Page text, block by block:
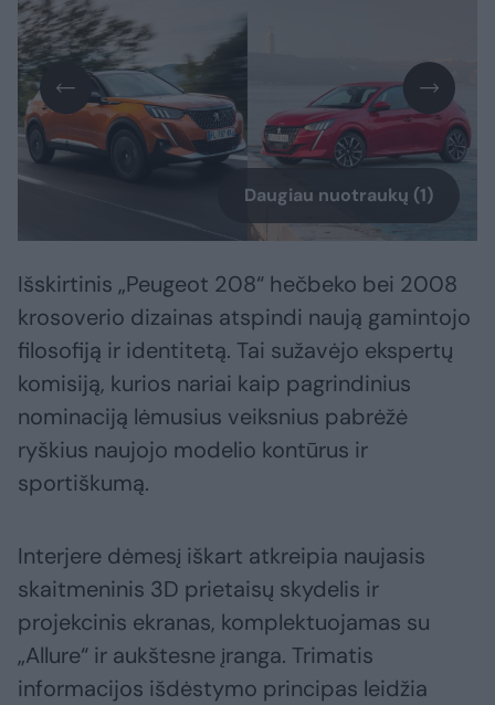
Daugiau nuotraukų (1)
Išskirtinis „Peugeot 208“ hečbeko bei 2008
krosoverio dizainas atspindi naują gamintojo
filosofiją ir identitetą. Tai sužavėjo ekspertų
komisiją, kurios nariai kaip pagrindinius
nominaciją lėmusius veiksnius pabrėžė
ryškius naujojo modelio kontūrus ir
sportiškumą.
Interjere dėmesį iškart atkreipia naujasis
skaitmeninis 3D prietaisų skydelis ir
projekcinis ekranas, komplektuojamas su
„Allure“ ir aukštesne įranga. Trimatis
informacijos išdėstymo principas leidžia